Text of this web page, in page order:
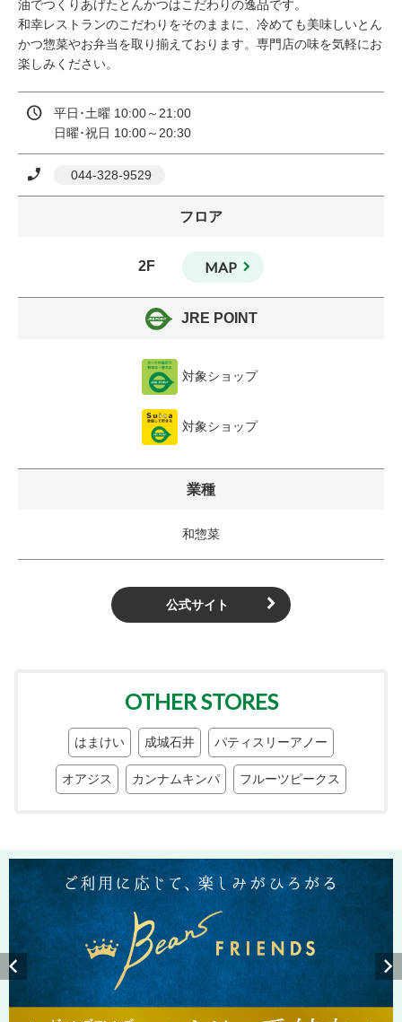
油でつくりあげたとんかつはこだわりの逸品です。
和幸レストランのこだわりをそのままに、冷めても美味しいとん
かつ惣菜やお弁当を取り揃えております。専門店の味を気軽にお
楽しみください。
平日･土曜 10:00～21:00
日曜･祝日 10:00～20:30
044-328-9529
フロア
2F MAP
JRE POINT
対象ショップ
対象ショップ
業種
和惣菜
公式サイト
OTHER STORES
はまけい 成城石井 パティスリーアノー
オアジス カンナムキンパ フルーツピークス